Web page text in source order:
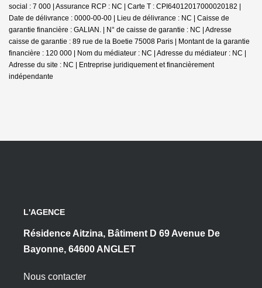
social : 7 000 | Assurance RCP : NC | Carte T : CPI64012017000020182 |
Date de délivrance : 0000-00-00 | Lieu de délivrance : NC | Caisse de
garantie financière : GALIAN. | N° de caisse de garantie : NC | Adresse
caisse de garantie : 89 rue de la Boetie 75008 Paris | Montant de la garantie
financière : 120 000 | Nom du médiateur : NC | Adresse du médiateur : NC |
Adresse du site : NC |
Entreprise juridiquement et financièrement
indépendante
L'AGENCE
Résidence Aitzina, Bâtiment D 69 Avenue De
Bayonne, 64600 ANGLET
Nous contacter